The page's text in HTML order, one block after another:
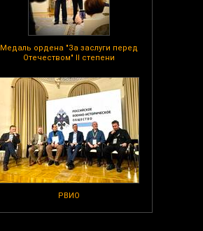
Медаль ордена "За заслуги перед
Отечеством" II степени
РВИО